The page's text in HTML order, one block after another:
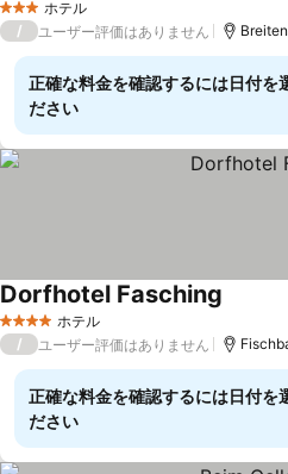
3 ホテルのランク
ホテル
/ ユーザー評価はありません
正確な料金を確認するには日付を
ださい
4 ホテルのランク
ホテル
Dorfhotel Fasching
/ ユーザー評価はありません
正確な料金を確認するには日付を
ださい